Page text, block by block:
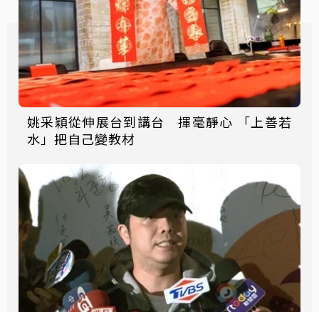
姚采穎從伸展台到講台 揮毫靜心 「上善若
水」把自己變教材